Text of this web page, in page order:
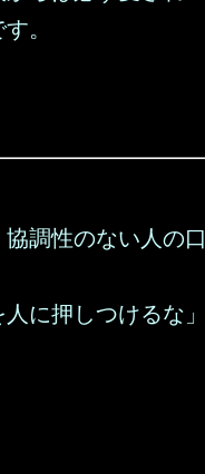
。
調性のない人の口
に押しつけるな」